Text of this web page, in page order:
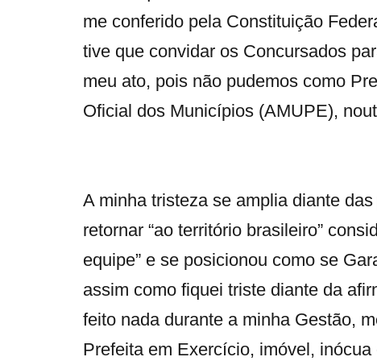
me conferido pela Constituição
tive que convidar os Concursados
meu ato, pois não pudemos como
Oficial dos Municípios (AMUPE),
A minha tristeza se amplia diante
retornar “ao território brasileiro”
equipe” e se posicionou como se
assim como fiquei triste diante da
feito nada durante a minha Gestão,
Prefeita em Exercício, imóvel,